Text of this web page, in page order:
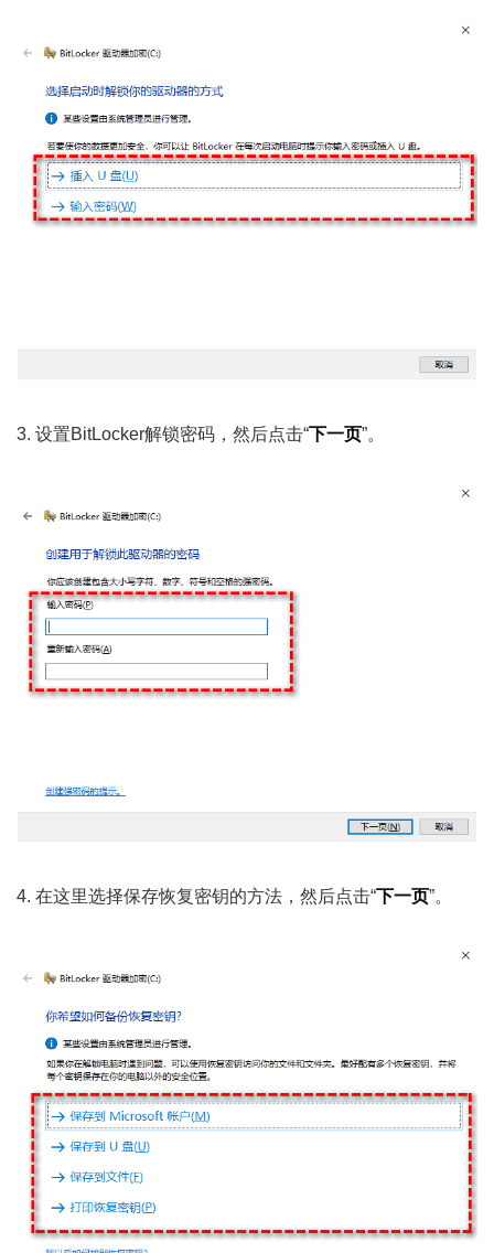
3. 设置BitLocker解锁密码，然后点击“下一页”。
4. 在这里选择保存恢复密钥的方法，然后点击“下一页”。